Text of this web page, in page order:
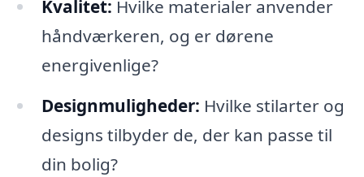
Kvalitet: Hvilke materialer anvender
håndværkeren, og er dørene
energivenlige?
Designmuligheder: Hvilke stilarter og
designs tilbyder de, der kan passe til
din bolig?